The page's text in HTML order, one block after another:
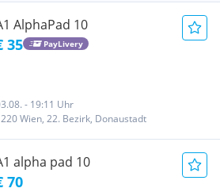
AlphaPad 10
35 PayLivery
- 19:11 Uhr
Wien, 22. Bezirk, Donaustadt
alpha pad 10
70